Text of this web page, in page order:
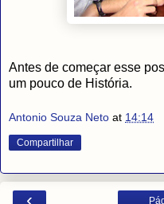
Antes de começar esse
um pouco de História.
Antonio Souza Neto at 14:14
Compartilhar